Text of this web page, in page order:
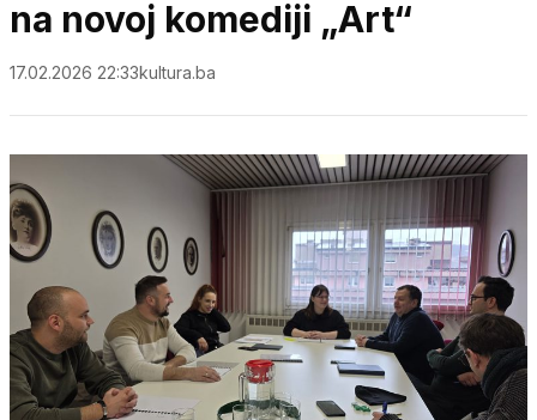
na novoj komediji „Art“
17.02.2026 22:33kultura.ba